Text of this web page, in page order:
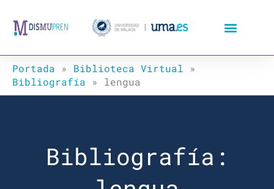
Portada » Biblioteca Virtual »
Bibliografía » lengua
Bibliografía: